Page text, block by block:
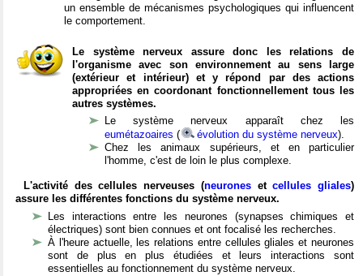
un ensemble de mécanismes psychologiques qui influencent
le comportement.
Le système nerveux assure donc les relations de
l'organisme avec son environnement au sens large
(extérieur et intérieur) et y répond par des actions
appropriées en coordonant fonctionnellement tous les
autres systèmes.
Le système nerveux apparaît chez les
eumétazoaires ( évolution du système nerveux).
Chez les animaux supérieurs, et en particulier
l'homme, c'est de loin le plus complexe.
L'activité des cellules nerveuses (neuronesetcellules gliales)
assure les différentes fonctions du système nerveux.
Les interactions entre les neurones (synapses chimiques et
électriques) sont bien connues et ont focalisé les recherches.
À l'heure actuelle, les relations entre cellules gliales et neurones
sont de plus en plus étudiées et leurs interactions sont
essentielles au fonctionnement du système nerveux.